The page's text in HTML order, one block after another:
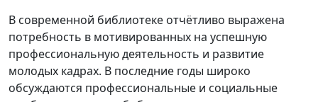
В современной библиотеке отчётливо выражена
потребность в мотивированных на успешную
профессиональную деятельность и развитие
молодых кадрах. В последние годы широко
обсуждаются профессиональные и социальные